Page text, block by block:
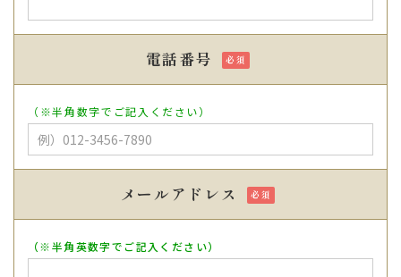
電話番号
（※半角数字でご記入ください）
メールアドレス
（※半角英数字でご記入ください）